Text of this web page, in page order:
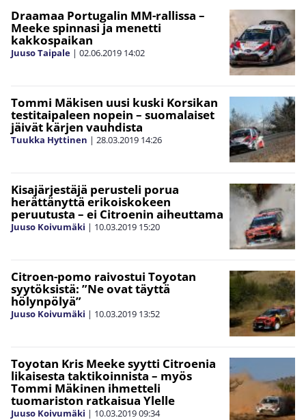
Draamaa Portugalin MM-rallissa –
Meeke spinnasi ja menetti
kakkospaikan
Juuso Taipale | 02.06.2019 14:02
Tommi Mäkisen uusi kuski Korsikan
testitaipaleen nopein – suomalaiset
jäivät kärjen vauhdista
Tuukka Hyttinen | 28.03.2019 14:26
Kisajärjestäjä perusteli porua
herättänyttä erikoiskokeen
peruutusta – ei Citroenin aiheuttama
Juuso Koivumäki | 10.03.2019 15:20
Citroen-pomo raivostui Toyotan
syytöksistä: ”Ne ovat täyttä
hölynpölyä”
Juuso Koivumäki | 10.03.2019 13:52
Toyotan Kris Meeke syytti Citroenia
likaisesta taktikoinnista – myös
Tommi Mäkinen ihmetteli
tuomariston ratkaisua Ylelle
Juuso Koivumäki | 10.03.201909:34